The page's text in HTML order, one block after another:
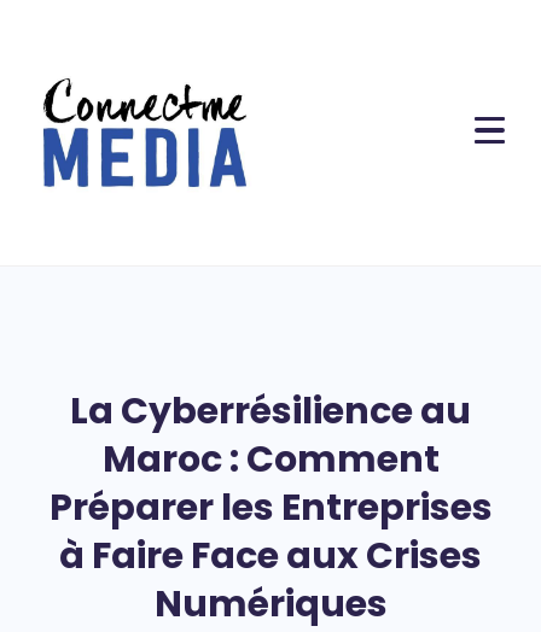
La Cyberrésilience au
Maroc : Comment
Préparer les Entreprises
à Faire Face aux Crises
Numériques